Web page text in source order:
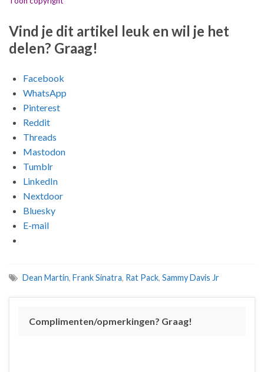
Vind je dit artikel leuk en wil je het
delen? Graag!
Facebook
WhatsApp
Pinterest
Reddit
Threads
Mastodon
Tumblr
LinkedIn
Nextdoor
Bluesky
E-mail
Dean Martin, Frank Sinatra, Rat Pack, Sammy Davis Jr
Complimenten/opmerkingen? Graag!